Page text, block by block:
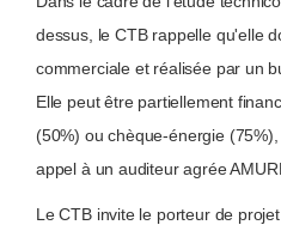
dessus, le CTB rappelle qu'elle
commerciale et réalisée par un
Elle peut être partiellement
(50%) ou chèque-énergie
appel à un auditeur agrée
Le CTB invite le porteur de